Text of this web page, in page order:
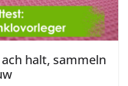
halt, sammeln